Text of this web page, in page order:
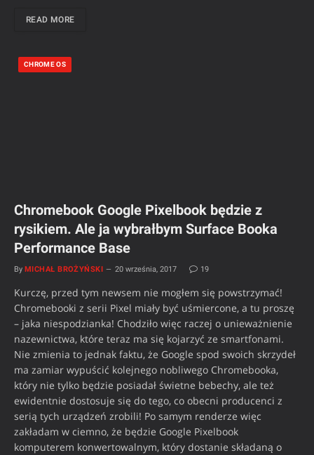
READ MORE
CHROME OS
Chromebook Google Pixelbook będzie z
rysikiem. Ale ja wybrałbym Surface Booka
Performance Base
By MICHAŁ BROŻYŃSKI 20 września, 2017 19
Kurczę, przed tym newsem nie mogłem się powstrzymać!
Chromebooki z serii Pixel miały być uśmiercone, a tu proszę
– jaka niespodzianka! Chodziło więc raczej o unieważnienie
nazewnictwa, które teraz ma się kojarzyć ze smartfonami.
Nie zmienia to jednak faktu, że Google spod swoich skrzydeł
ma zamiar wypuścić kolejnego nobliwego Chromebooka,
który nie tylko będzie posiadał świetne bebechy, ale też
ewidentnie dostosuje się do tego, co obecni producenci z
serią tych urządzeń zrobili! Po samym renderze więc
zakładam w ciemno, że będzie Google Pixelbook
komputerem konwertowalnym, który dostanie składaną o